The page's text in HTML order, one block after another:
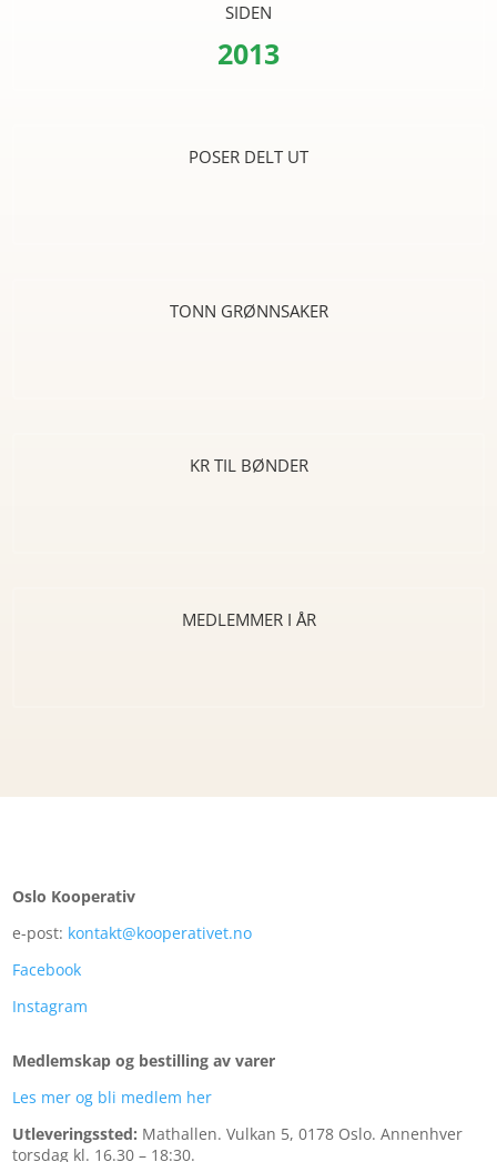
SIDEN
2013
POSER DELT UT
TONN GRØNNSAKER
KR TIL BØNDER
MEDLEMMER I ÅR
Oslo Kooperativ
e-post: kontakt@kooperativet.no
Facebook
Instagram
Medlemskap og bestilling av varer
Les mer og bli medlem her
Utleveringssted: Mathallen.Vulkan 5, 0178 Oslo. Annenhver
torsdag kl. 16.30 – 18:30.